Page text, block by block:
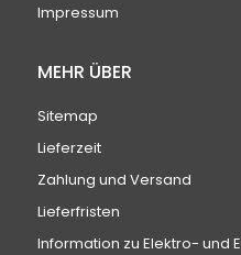
Impressum
MEHR ÜBER
Sitemap
Lieferzeit
Zahlung und Versand
Lieferfristen
Information zu Elektro- und